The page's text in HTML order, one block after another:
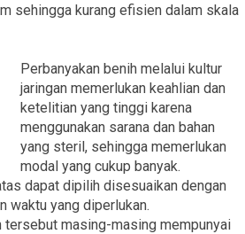
sehingga kurang efisien dalam skala
Perbanyakan benih melalui kultur
jaringan memerlukan keahlian dan
ketelitian yang tinggi karena
menggunakan sarana dan bahan
yang steril, sehingga memerlukan
modal yang cukup banyak.
dapat dipilih disesuaikan dengan
waktu yang diperlukan.
tersebut masing-masing mempunyai